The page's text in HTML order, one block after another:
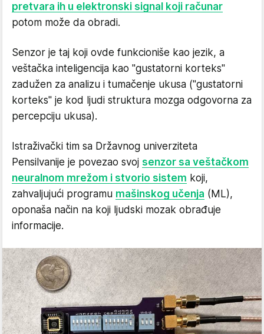
pretvara ih u elektronski signal koji računar
potom može da obradi.
Senzor je taj koji ovde funkcioniše kao jezik, a
veštačka inteligencija kao "gustatorni korteks"
zadužen za analizu i tumačenje ukusa ("gustatorni
korteks" je kod ljudi struktura mozga odgovorna za
percepciju ukusa).
Istraživački tim sa Državnog univerziteta
Pensilvanije je povezao svoj senzor sa veštačkom
neuralnom mrežom i stvorio sistem koji,
zahvaljujući programu mašinskog učenja (ML),
oponaša način na koji ljudski mozak obrađuje
informacije.